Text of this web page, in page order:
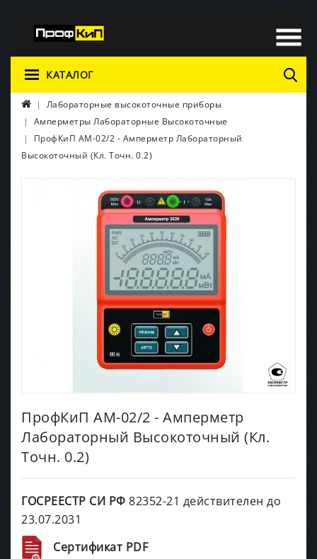
КАТАЛОГ
Лабораторные высокоточные приборы
Амперметры Лабораторные Высокоточные
ПрофКиП АМ-02/2 - Амперметр Лабораторный
Высокоточный (Кл. Точн. 0.2)
ПрофКиП АМ-02/2 - Амперметр
Лабораторный Высокоточный (Кл.
Точн. 0.2)
ГОСРЕЕСТР СИ РФ 82352-21 действителен до
23.07.2031
Сертификат PDF